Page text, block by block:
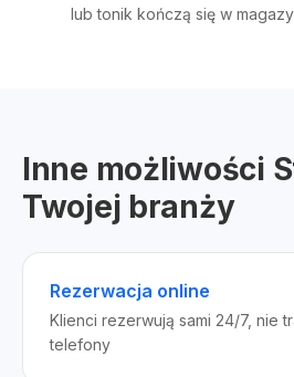
lub tonik kończą się w
Inne możliwości
Twojej branży
Rezerwacja online
Klienci rezerwują sami 24/7, nie
telefony